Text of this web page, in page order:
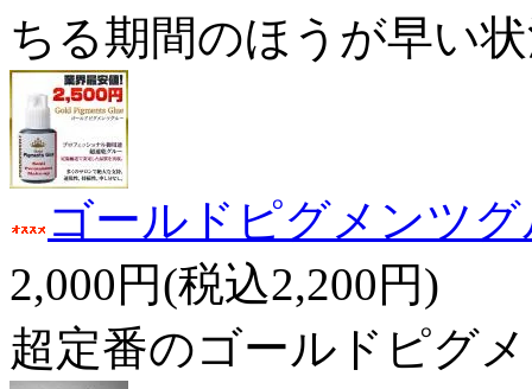
ちる期間のほうが早い
ゴールドピグメンツ
2,000円(税込2,200円)
超定番のゴールドピグ